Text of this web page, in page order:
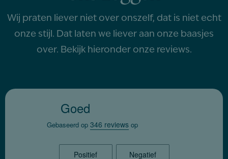
Wij praten liever niet over onszelf, dat is niet echt
onze stijl. Dat laten we liever aan onze baasjes
over. Bekijk hieronder onze reviews.